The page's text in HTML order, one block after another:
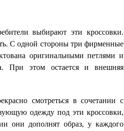
выбирают эти кроссовки.
С одной стороны три фирменные
оригинальными петлями и
При этом остается и внешняя
смотреться в сочетании с
одежду под эти кроссовки,
они дополнят образ, у каждого